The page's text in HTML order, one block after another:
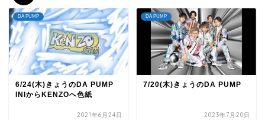
DA PUMP
6/24(木)きょうのDA PUMP
INIからKENZOへ色紙
2021年6月24日
DA PUMP
7/20(木)きょうのDA PUMP
2023年7月20日